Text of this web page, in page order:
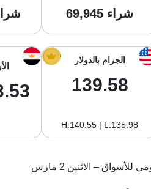
69,945 شراء
الجرام بالدولار
139.58
H:140.55 | L:135.98
التقرير اليومي للأسواق – الاثنين 2 مارس